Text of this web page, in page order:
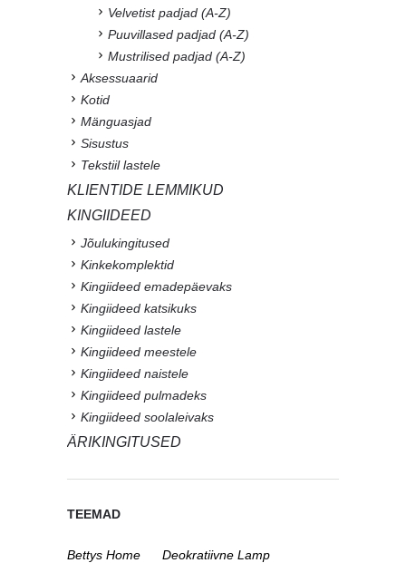
Velvetist padjad (A-Z)
Puuvillased padjad (A-Z)
Mustrilised padjad (A-Z)
Aksessuaarid
Kotid
Mänguasjad
Sisustus
Tekstiil lastele
KLIENTIDE LEMMIKUD
KINGIIDEED
Jõulukingitused
Kinkekomplektid
Kingiideed emadepäevaks
Kingiideed katsikuks
Kingiideed lastele
Kingiideed meestele
Kingiideed naistele
Kingiideed pulmadeks
Kingiideed soolaleivaks
ÄRIKINGITUSED
TEEMAD
Bettys Home
Deokratiivne Lamp